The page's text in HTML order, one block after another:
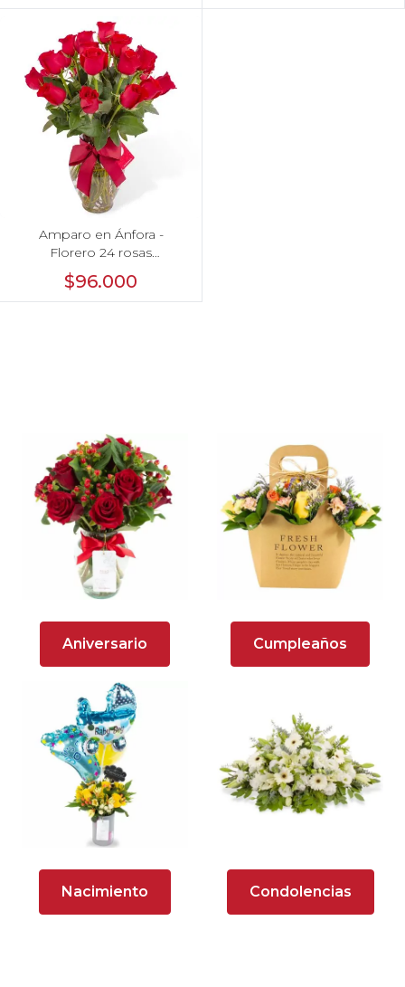
Amparo en Ánfora -
Florero 24 rosas
ecuatorianas rojo
$96.000
Aniversario Cumpleaños
Nacimiento Condolencias
Arreglos fucsia
Arreglos rosados
Ave del Paraíso (Strelitzia)
Día de la secretaria
Flores y Regalos de Navidad
Galletas
Hortensias (Hydrangea)
Mensajes